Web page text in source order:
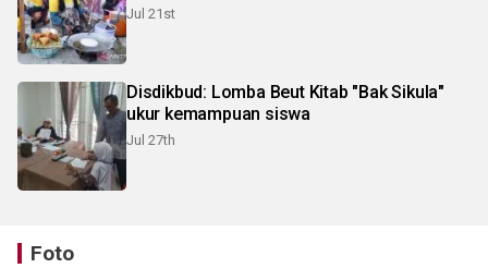
Jul 21st
Disdikbud: Lomba Beut Kitab "Bak Sikula"
ukur kemampuan siswa
Jul 27th
Foto